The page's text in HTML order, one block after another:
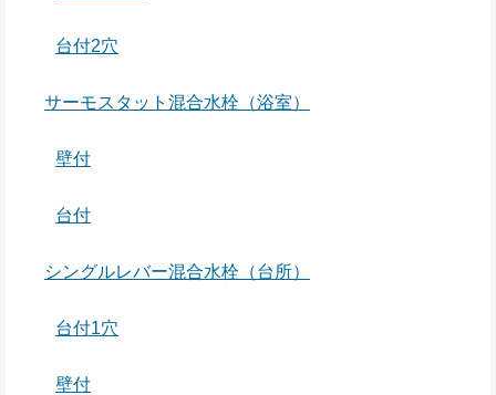
台付2穴
サーモスタット混合水栓（浴室）
壁付
台付
シングルレバー混合水栓（台所）
台付1穴
壁付